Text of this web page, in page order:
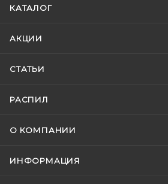
КАТАЛОГ
АКЦИИ
СТАТЬИ
РАСПИЛ
О КОМПАНИИ
ИНФОРМАЦИЯ